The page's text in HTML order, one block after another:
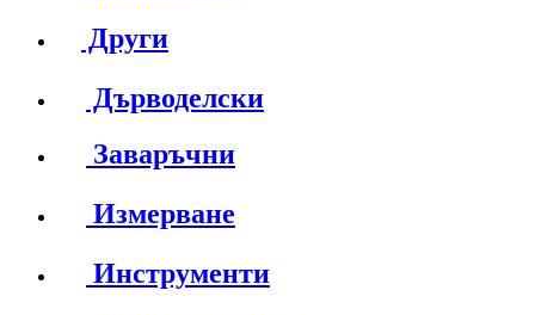
Други
Дърводелски
Заваръчни
Измерване
Инструменти